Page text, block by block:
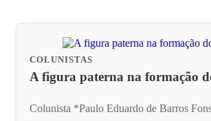
COLUNISTAS
A figura paterna na formação
Colunista *Paulo Eduardo de Barros